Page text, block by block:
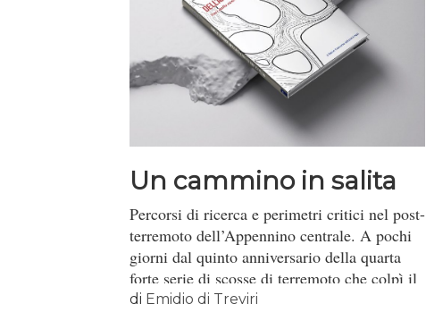
Un cammino in salita
Percorsi di ricerca e perimetri critici nel post-
terremoto dell’Appennino centrale. A pochi
giorni dal quinto anniversario della quarta
forte serie di scosse di terremoto che colpì il
Centro Italia fra l’agosto 2016 e il gennaio
di Emidio di Treviri